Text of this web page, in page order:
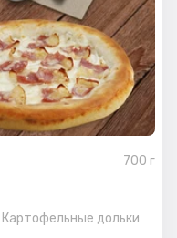
700 г
Картофельные дольки